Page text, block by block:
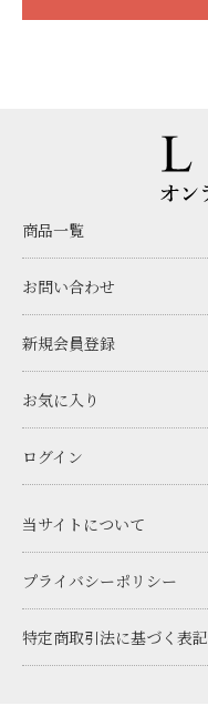
商品一覧
お問い合わせ
新規会員登録
お気に入り
ログイン
当サイトについて
プライバシーポリシー
特定商取引法に基づく表記